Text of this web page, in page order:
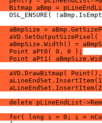
Bitmap aBmp =
aBmpSize =
aVD.SetOutputSizePixel(
aBmpSize.Width() =
Point aPt0( 0, 0 );
Point aPt1(
aVD.DrawBitmap(
delete pLineEndList-
for( long i = 0; i <